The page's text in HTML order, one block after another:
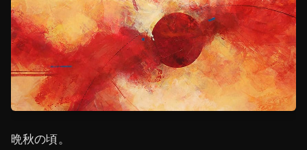
晩秋の頃。